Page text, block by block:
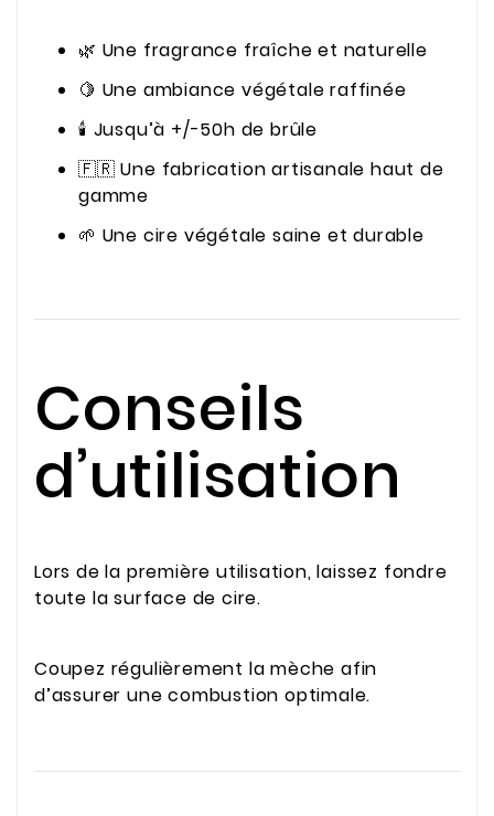
🌿 Une fragrance fraîche et naturelle
🍋 Une ambiance végétale raffinée
🕯️ Jusqu’à +/-50h de brûle
🇫🇷 Une fabrication artisanale haut de
gamme
🌱 Une cire végétale saine et durable
Conseils
d’utilisation
Lors de la première utilisation, laissez fondre
toute la surface de cire.
Coupez régulièrement la mèche afin
d’assurer une combustion optimale.